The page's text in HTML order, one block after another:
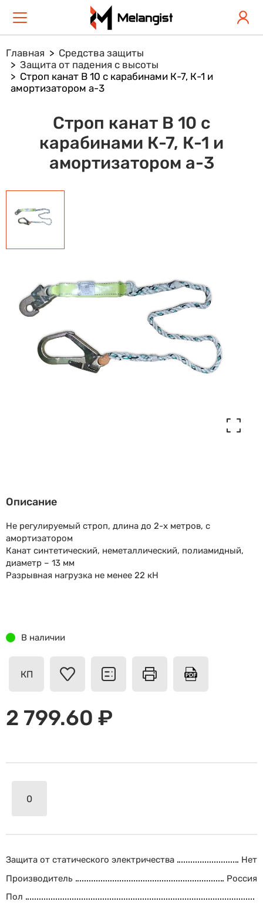
Главная
Средства защиты
Защита от падения с высоты
Строп канат В 10 с карабинами К-7, К-1 и
амортизатором а-3
Строп канат В 10 с
карабинами К-7, К-1 и
амортизатором а-3
Описание
Не регулируемый строп, длина до 2-х метров, с
амортизатором
Канат синтетический, неметаллический, полиамидный,
диаметр – 13 мм
Разрывная нагрузка не менее 22 кН
В наличии
КП
2 799.60 ₽
Защита от статического электричества
Нет
Производитель
Россия
Пол